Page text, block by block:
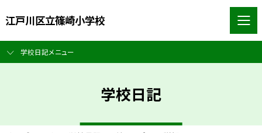
江戸川区立篠崎小学校
学校日記メニュー
学校日記